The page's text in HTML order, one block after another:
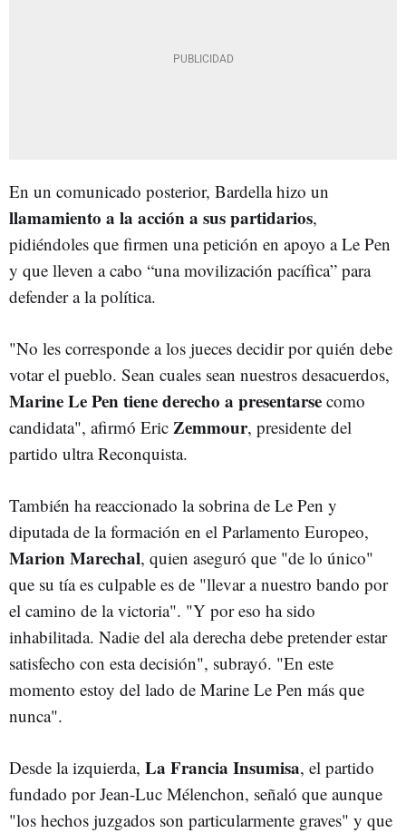
En un comunicado posterior, Bardella hizo un
llamamiento a la acción a sus partidarios,
pidiéndoles que firmen una petición en apoyo a Le Pen
y que lleven a cabo “una movilización pacífica” para
defender a la política.
"No les corresponde a los jueces decidir por quién debe
votar el pueblo. Sean cuales sean nuestros desacuerdos,
Marine Le Pen tiene derecho a presentarse como
candidata", afirmó Eric Zemmour, presidente del
partido ultra Reconquista.
También ha reaccionado la sobrina de Le Pen y
diputada de la formación en el Parlamento Europeo,
Marion Marechal, quien aseguró que "de lo único"
que su tía es culpable es de "llevar a nuestro bando por
el camino de la victoria". "Y por eso ha sido
inhabilitada. Nadie del ala derecha debe pretender estar
satisfecho con esta decisión", subrayó. "En este
momento estoy del lado de Marine Le Pen más que
nunca".
Desde la izquierda, La Francia Insumisa, el partido
fundado por Jean-Luc Mélenchon, señaló que aunque
"los hechos juzgados son particularmente graves" y que